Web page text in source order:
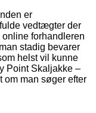
er
vedtægter der
forhandleren
stadig bevarer
helst vil kunne
Point Skaljakke –
om man søger efter